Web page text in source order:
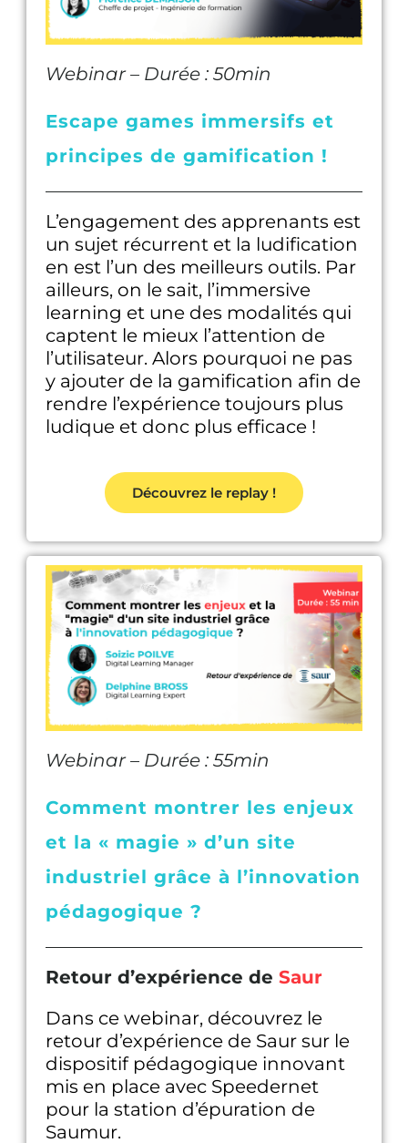
Webinar – Durée : 50min
Escape games immersifs et
principes de gamification !
L’engagement des apprenants est
un sujet récurrent et la ludification
en est l’un des meilleurs outils. Par
ailleurs, on le sait, l’immersive
learning et une des modalités qui
captent le mieux l’attention de
l’utilisateur. Alors pourquoi ne pas
y ajouter de la gamification afin de
rendre l’expérience toujours plus
ludique et donc plus efficace !
Découvrez le replay !
Webinar – Durée : 55min
Comment montrer les enjeux
et la « magie » d’un site
industriel grâce à l’innovation
pédagogique ?
Retour d’expérience deSaur
Dans ce webinar, découvrez le
retour d’expérience de Saur sur le
dispositif pédagogique innovant
mis en place avec Speedernet
pour la station d’épuration de
Saumur.